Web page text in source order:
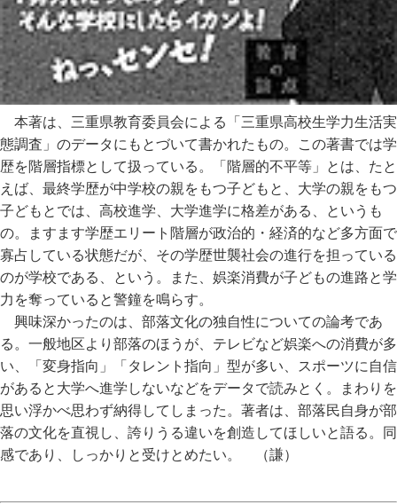
本著は、三重県教育委員会による「三重県高校生学力生活実
態調査」のデータにもとづいて書かれたもの。この著書では学
歴を階層指標として扱っている。「階層的不平等」とは、たと
えば、最終学歴が中学校の親をもつ子どもと、大学の親をもつ
子どもとでは、高校進学、大学進学に格差がある、というも
の。ますます学歴エリート階層が政治的・経済的など多方面で
寡占している状態だが、その学歴世襲社会の進行を担っている
のが学校である、という。また、娯楽消費が子どもの進路と学
力を奪っていると警鐘を鳴らす。
興味深かったのは、部落文化の独自性についての論考であ
る。一般地区より部落のほうが、テレビなど娯楽への消費が多
い、「変身指向」「タレント指向」型が多い、スポーツに自信
があると大学へ進学しないなどをデータで読みとく。まわりを
思い浮かべ思わず納得してしまった。著者は、部落民自身が部
落の文化を直視し、誇りうる違いを創造してほしいと語る。同
感であり、しっかりと受けとめたい。 （謙）